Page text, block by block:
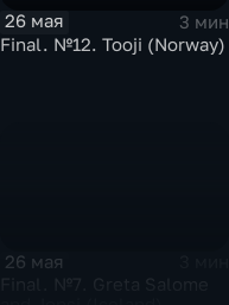
26 мая
3 мин
Final. №12. Tooji (Norway)
26 мая